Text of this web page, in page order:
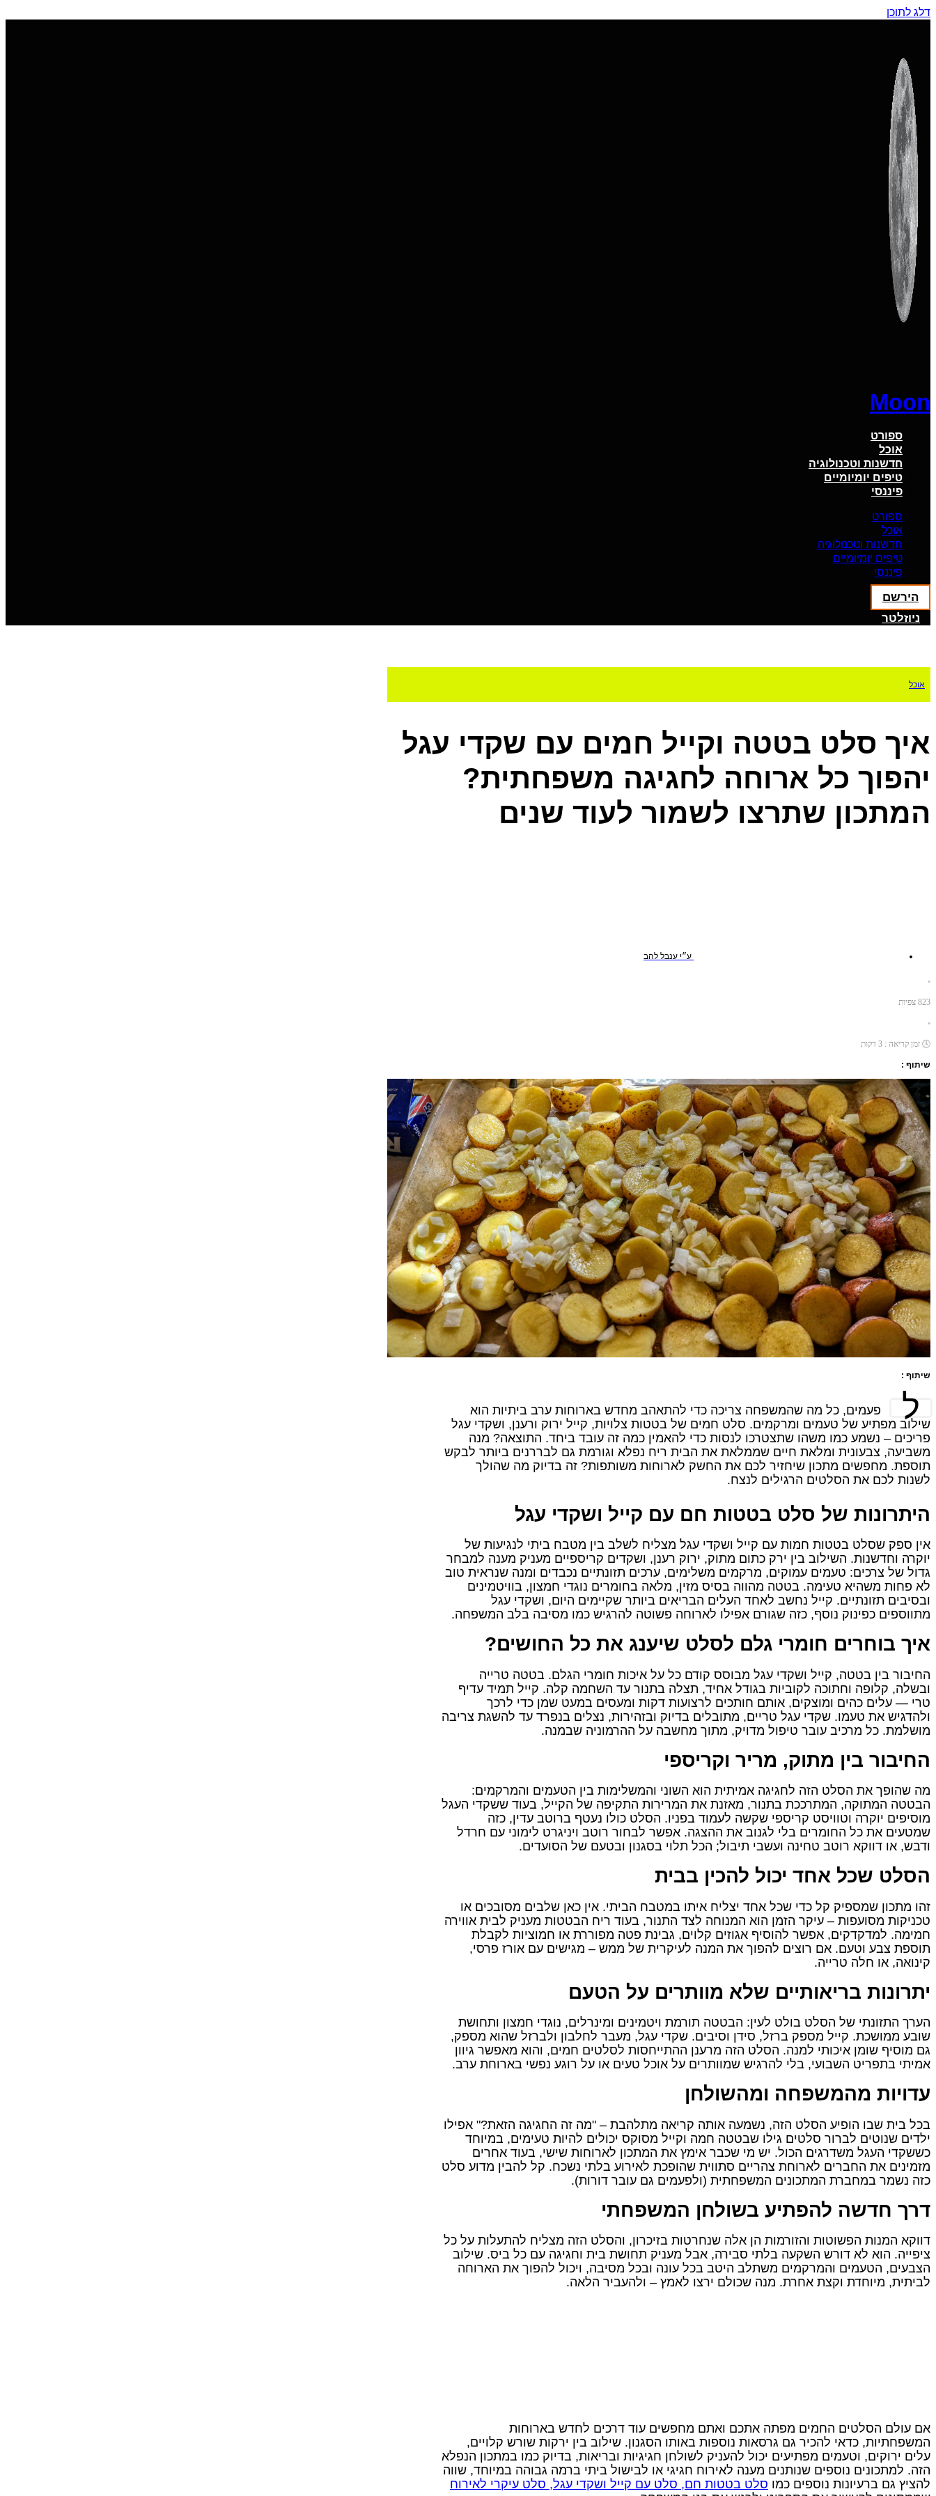
דלג לתוכן
Moon
ספורט
אוכל
חדשנות וטכנולוגיה
טיפים יומיומיים
פיננסי
ספורט
אוכל
חדשנות וטכנולוגיה
טיפים יומיומיים
פיננסי
הירשם
ניוזלטר
אוכל
איך סלט בטטה וקייל חמים עם שקדי עגל
יהפוך כל ארוחה לחגיגה משפחתית?
המתכון שתרצו לשמור לעוד שנים
ע״י ענבל להב
•
823 צפיות
•
🕓 זמן קריאה : 3 דקות
שיתוף :
שיתוף :
ל
פעמים, כל מה שהמשפחה צריכה כדי להתאהב מחדש בארוחות ערב ביתיות הוא
שילוב מפתיע של טעמים ומרקמים. סלט חמים של בטטות צלויות, קייל ירוק ורענן, ושקדי עגל
פריכים – נשמע כמו משהו שתצטרכו לנסות כדי להאמין כמה זה עובד ביחד. התוצאה? מנה
משביעה, צבעונית ומלאת חיים שממלאת את הבית ריח נפלא וגורמת גם לבררנים ביותר לבקש
תוספת. מחפשים מתכון שיחזיר לכם את החשק לארוחות משותפות? זה בדיוק מה שהולך
לשנות לכם את הסלטים הרגילים לנצח.
היתרונות של סלט בטטות חם עם קייל ושקדי עגל
אין ספק שסלט בטטות חמות עם קייל ושקדי עגל מצליח לשלב בין מטבח ביתי לנגיעות של
יוקרה וחדשנות. השילוב בין ירק כתום מתוק, ירוק רענן, ושקדים קריספיים מעניק מענה למבחר
גדול של צרכים: טעמים עמוקים, מרקמים משלימים, ערכים תזונתיים נכבדים ומנה שנראית טוב
לא פחות משהיא טעימה. בטטה מהווה בסיס מזין, מלאה בחומרים נוגדי חמצון, בוויטמינים
ובסיבים תזונתיים. קייל נחשב לאחד העלים הבריאים ביותר שקיימים היום, ושקדי עגל
מתווספים כפינוק נוסף, כזה שגורם אפילו לארוחה פשוטה להרגיש כמו מסיבה בלב המשפחה.
איך בוחרים חומרי גלם לסלט שיענג את כל החושים?
החיבור בין בטטה, קייל ושקדי עגל מבוסס קודם כל על איכות חומרי הגלם. בטטה טרייה
ובשלה, קלופה וחתוכה לקוביות בגודל אחיד, תצלה בתנור עד השחמה קלה. קייל תמיד עדיף
טרי — עלים כהים ומוצקים, אותם חותכים לרצועות דקות ומעסים במעט שמן כדי לרכך
ולהדגיש את טעמו. שקדי עגל טריים, מתובלים בדיוק ובזהירות, נצלים בנפרד עד להשגת צריבה
מושלמת. כל מרכיב עובר טיפול מדויק, מתוך מחשבה על ההרמוניה שבמנה.
החיבור בין מתוק, מריר וקריספי
מה שהופך את הסלט הזה לחגיגה אמיתית הוא השוני והמשלימות בין הטעמים והמרקמים:
הבטטה המתוקה, המתרככת בתנור, מאזנת את המרירות התקיפה של הקייל, בעוד ששקדי העגל
מוסיפים יוקרה וטוויסט קריספי שקשה לעמוד בפניו. הסלט כולו נעטף ברוטב עדין, כזה
שמטעים את כל החומרים בלי לגנוב את ההצגה. אפשר לבחור רוטב ויניגרט לימוני עם חרדל
ודבש, או דווקא רוטב טחינה ועשבי תיבול; הכל תלוי בסגנון ובטעם של הסועדים.
הסלט שכל אחד יכול להכין בבית
זהו מתכון שמספיק קל כדי שכל אחד יצליח איתו במטבח הביתי. אין כאן שלבים מסובכים או
טכניקות מסועפות – עיקר הזמן הוא המנוחה לצד התנור, בעוד ריח הבטטות מעניק לבית אווירה
חמימה. למדקדקים, אפשר להוסיף אגוזים קלוים, גבינת פטה מפוררת או חמוציות לקבלת
תוספת צבע וטעם. אם רוצים להפוך את המנה לעיקרית של ממש – מגישים עם אורז פרסי,
קינואה, או חלה טרייה.
יתרונות בריאותיים שלא מוותרים על הטעם
הערך התזונתי של הסלט בולט לעין: הבטטה תורמת ויטמינים ומינרלים, נוגדי חמצון ותחושת
שובע ממושכת. קייל מספק ברזל, סידן וסיבים. שקדי עגל, מעבר לחלבון ולברזל שהוא מספק,
גם מוסיף שומן איכותי למנה. הסלט הזה מרענן ההתייחסות לסלטים חמים, והוא מאפשר גיוון
אמיתי בתפריט השבועי, בלי להרגיש שמוותרים על אוכל טעים או על רוגע נפשי בארוחת ערב.
עדויות מהמשפחה ומהשולחן
בכל בית שבו הופיע הסלט הזה, נשמעה אותה קריאה מתלהבת – "מה זה החגיגה הזאת?" אפילו
ילדים שנוטים לברור סלטים גילו שבטטה חמה וקייל מסוקס יכולים להיות טעימים, במיוחד
כששקדי העגל משדרגים הכול. יש מי שכבר אימץ את המתכון לארוחות שישי, בעוד אחרים
מזמינים את החברים לארוחת צהריים סתווית שהופכת לאירוע בלתי נשכח. קל להבין מדוע סלט
כזה נשמר במחברת המתכונים המשפחתית (ולפעמים גם עובר דורות).
דרך חדשה להפתיע בשולחן המשפחתי
דווקא המנות הפשוטות והזורמות הן אלה שנחרטות בזיכרון, והסלט הזה מצליח להתעלות על כל
ציפייה. הוא לא דורש השקעה בלתי סבירה, אבל מעניק תחושת בית וחגיגה עם כל ביס. שילוב
הצבעים, הטעמים והמרקמים משתלב היטב בכל עונה ובכל מסיבה, ויכול להפוך את הארוחה
לביתית, מיוחדת וקצת אחרת. מנה שכולם ירצו לאמץ – ולהעביר הלאה.
אם עולם הסלטים החמים מפתה אתכם ואתם מחפשים עוד דרכים לחדש בארוחות
המשפחתיות, כדאי להכיר גם גרסאות נוספות באותו הסגנון. שילוב בין ירקות שורש קלויים,
עלים ירוקים, וטעמים מפתיעים יכול להעניק לשולחן חגיגיות ובריאות, בדיוק כמו במתכון הנפלא
הזה. למתכונים נוספים שנותנים מענה לאירוח חגיגי או לבישול ביתי ברמה גבוהה במיוחד, שווה
להציץ גם ברעיונות נוספים כמו סלט בטטות חם, סלט עם קייל ושקדי עגל, סלט עיקרי לאירוח